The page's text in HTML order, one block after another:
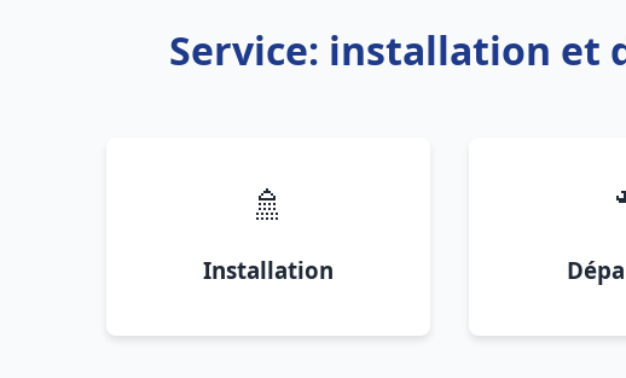
Service: installation et
🚿
Installation